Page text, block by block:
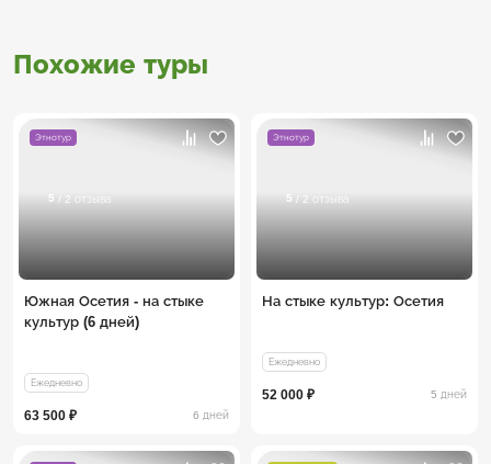
Похожие туры
Этнотур
5 / 2 отзыва
Южная Осетия - на стыке
культур (6 дней)
Ежедневно
63 500 ₽ 6 дней
Этнотур
5 / 2 отзыва
На стыке культур: Осетия
Ежедневно
52 000 ₽ 5 дней